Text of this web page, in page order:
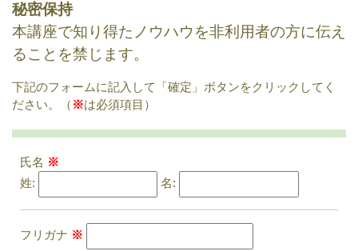
秘密保持
本講座で知り得たノウハウを非利用者の方に伝え
ることを禁じます。
下記のフォームに記入して「確定」ボタンをクリックしてく
ださい。（ ※は必須項目）
氏名 ※
姓:
名:
フリガナ ※